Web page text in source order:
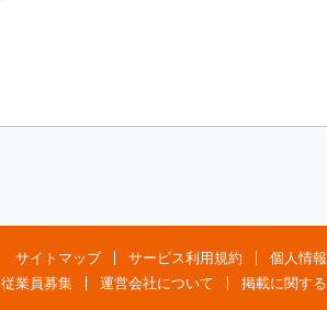
サイトマップ サービス利用規約
個人情
従業員募集
運営会社について 掲載に関す